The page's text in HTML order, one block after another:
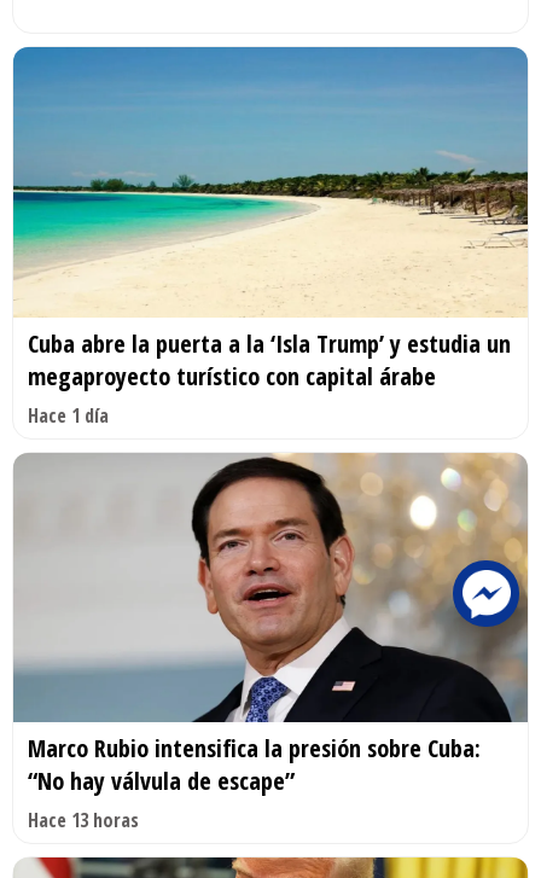
Cuba abre la puerta a la ‘Isla Trump’ y estudia un
megaproyecto turístico con capital árabe
Hace 1 día
Marco Rubio intensifica la presión sobre Cuba:
“No hay válvula de escape”
Hace 13 horas